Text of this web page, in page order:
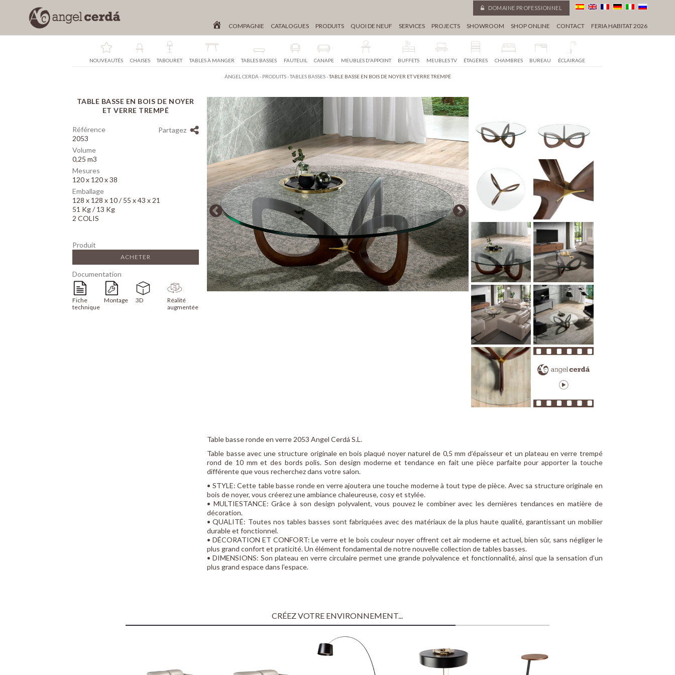
DOMAINE PROFESSIONNEL
COMPAGNIE CATALOGUES PRODUITS QUOI DE NEUF SERVICES PROJECTS SHOWROOM SHOP ONLINE CONTACT FERIA HABITAT 2026
NOUVEAUTÉS CHAISES TABOURET TABLES À MANGER TABLES BASSES FAUTEUIL CANAPE MEUBLES D'APPOINT BUFFETS MEUBLES TV ÉTAGÈRES CHAMBRES BUREAU ÉCLAIRAGE
ÁNGEL CERDÁ - PRODUITS-TABLES BASSES-TABLE BASSE EN BOIS DE NOYER ET VERRE TREMPÉ
TABLE BASSE EN BOIS DE NOYER
ET VERRE TREMPÉ
Référence
2053
Volume
0,25 m3
Mesures
120 x 120 x 38
Emballage
128 x 128 x 10 / 55 x 43 x 21
51 Kg / 13 Kg
2 COLIS
Partagez
Produit
ACHETER
Documentation
Fiche
technique
Montage 3D
Réalité
augmentée
Array
Table basse ronde en verre 2053 Angel Cerdá S.L.
Table basse avec une structure originale en bois plaqué noyer naturel de 0,5 mm d’épaisseur et un plateau en verre trempé
rond de 10 mm et des bords polis. Son design moderne et tendance en fait une pièce parfaite pour apporter la touche
différente que vous recherchez dans votre salon.
• STYLE: Cette table basse ronde en verre ajoutera une touche moderne à tout type de pièce. Avec sa structure originale en
bois de noyer, vous créerez une ambiance chaleureuse, cosy et stylée.
• MULTIESTANCE: Grâce à son design polyvalent, vous pouvez le combiner avec les dernières tendances en matière de
décoration.
• QUALITÉ: Toutes nos tables basses sont fabriquées avec des matériaux de la plus haute qualité, garantissant un mobilier
durable et fonctionnel.
• DÉCORATION ET CONFORT: Le verre et le bois couleur noyer offrent cet air moderne et actuel, bien sûr, sans négliger le
plus grand confort et praticité. Un élément fondamental de notre nouvelle collection de tables basses.
• DIMENSIONS: Son plateau en verre circulaire permet une grande polyvalence et fonctionnalité, ainsi que la sensation d’un
plus grand espace dans l’espace.
CRÉEZ VOTRE ENVIRONNEMENT...